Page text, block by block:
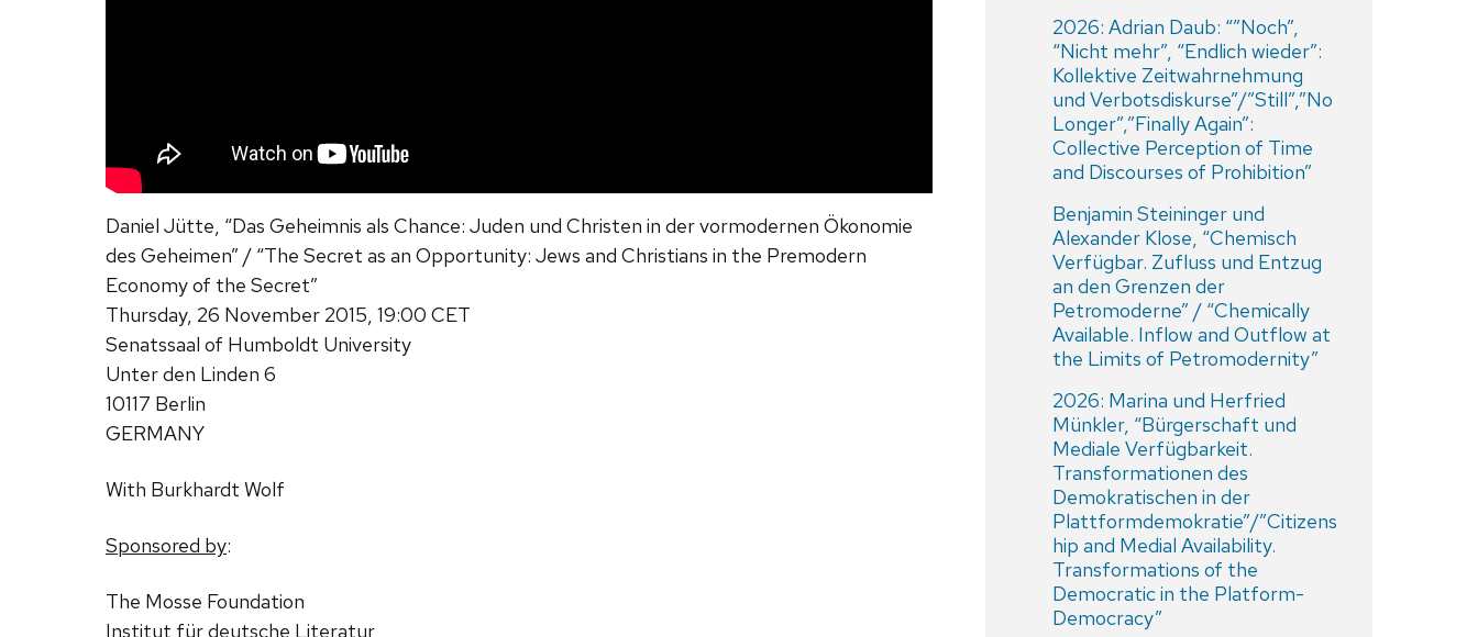
Daniel Jütte, “Das Geheimnis als Chance: Juden und Christen in der vormodernen Ökonomie
des Geheimen” / “The Secret as an Opportunity: Jews and Christians in the Premodern
Economy of the Secret”
Thursday, 26 November 2015, 19:00 CET
Senatssaal of Humboldt University
Unter den Linden 6
10117 Berlin
GERMANY
With Burkhardt Wolf
Sponsored by:
The Mosse Foundation
Institut für deutsche Literatur
2026: Adrian Daub: “”Noch”,
“Nicht mehr”, “Endlich wieder”:
Kollektive Zeitwahrnehmung
und Verbotsdiskurse”/”Still”,”No
Longer”,”Finally Again”:
Collective Perception of Time
and Discourses of Prohibition”
Benjamin Steininger und
Alexander Klose, “Chemisch
Verfügbar. Zufluss und Entzug
an den Grenzen der
Petromoderne” / “Chemically
Available. Inflow and Outflow at
the Limits of Petromodernity”
2026: Marina und Herfried
Münkler, “Bürgerschaft und
Mediale Verfügbarkeit.
Transformationen des
Demokratischen in der
Plattformdemokratie”/”Citizens
hip and Medial Availability.
Transformations of the
Democratic in the Platform-
Democracy”